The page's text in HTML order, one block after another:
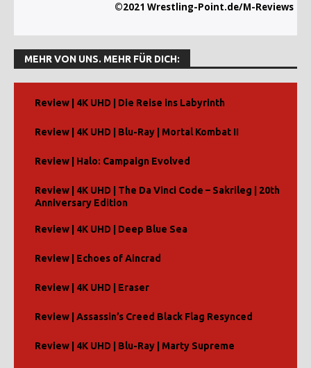
©2021 Wrestling-Point.de/M-Reviews
MEHR VON UNS. MEHR FÜR DICH:
Review | 4K UHD | Die Reise ins Labyrinth
Review | 4K UHD | Blu-Ray | Mortal Kombat II
Review | Halo: Campaign Evolved
Review | 4K UHD | The Da Vinci Code – Sakrileg | 20th
Anniversary Edition
Review | 4K UHD | Deep Blue Sea
Review | Echoes of Aincrad
Review | 4K UHD | Eraser
Review | Assassin’s Creed Black Flag Resynced
Review | 4K UHD | Blu-Ray | Marty Supreme